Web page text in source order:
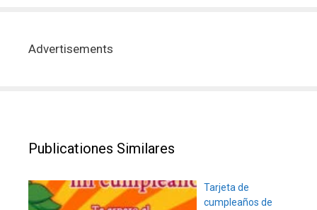
Advertisements
Publicationes Similares
Tarjeta de
cumpleaños de